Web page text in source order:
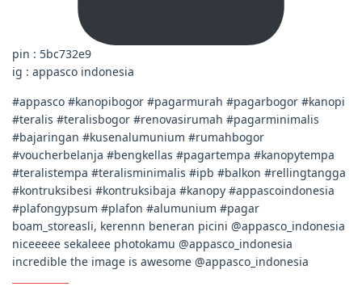
pin : 5bc732e9
ig : appasco indonesia
#appasco #kanopibogor #pagarmurah #pagarbogor #kanopi
#teralis #teralisbogor #renovasirumah #pagarminimalis
#bajaringan #kusenalumunium #rumahbogor
#voucherbelanja #bengkellas #pagartempa #kanopytempa
#teralistempa #teralisminimalis #ipb #balkon #rellingtangga
#kontruksibesi #kontruksibaja #kanopy #appascoindonesia
#plafongypsum #plafon #alumunium #pagar
boam_storeasli, kerennn beneran picini @appasco_indonesia
niceeeee sekaleee photokamu @appasco_indonesia
incredible the image is awesome @appasco_indonesia